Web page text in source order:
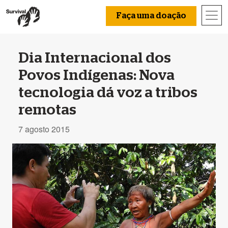
Faça uma doação
Dia Internacional dos
Povos Indígenas: Nova
tecnologia dá voz a tribos
remotas
7 agosto 2015